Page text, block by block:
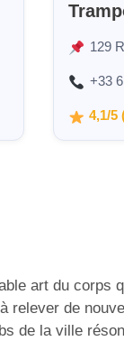
129
+33
4,1/5
art du corps
relever de
de la ville